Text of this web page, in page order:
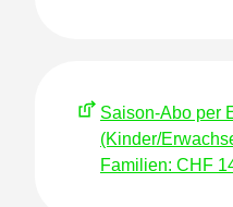
Saison-Abo per
(Kinder/
Familien: CHF